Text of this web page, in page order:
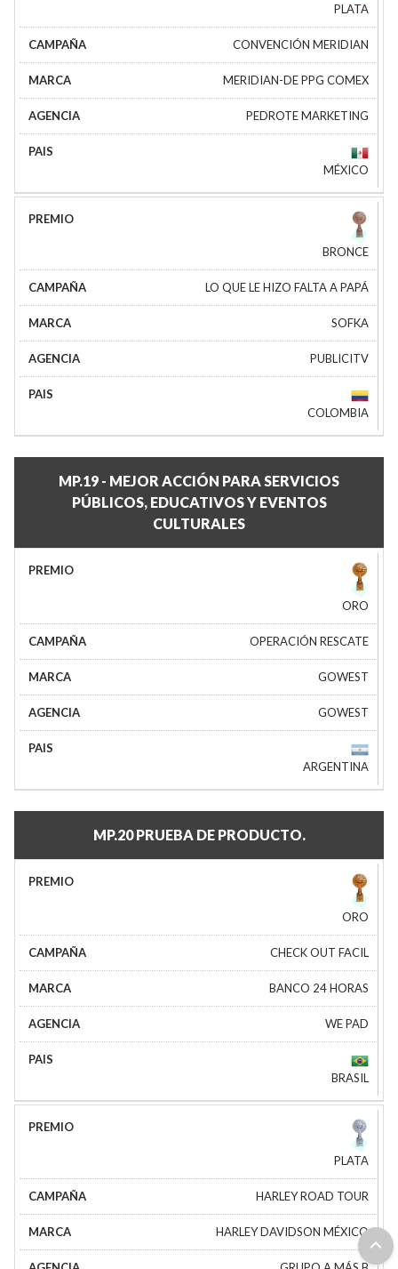
PLATA
CONVENCIÓN MERIDIAN
MERIDIAN-DE PPG COMEX
PEDROTE MARKETING
MÉXICO
BRONCE
LO QUE LE HIZO FALTA A PAPÁ
SOFKA
PUBLICITV
COLOMBIA
MP.19 - MEJOR ACCIÓN PARA SERVICIOS
PÚBLICOS, EDUCATIVOS Y EVENTOS
CULTURALES
ORO
OPERACIÓN RESCATE
GOWEST
GOWEST
ARGENTINA
MP.20 PRUEBA DE PRODUCTO.
ORO
CHECK OUT FACIL
BANCO 24 HORAS
WE PAD
BRASIL
PLATA
HARLEY ROAD TOUR
HARLEY DAVIDSON MÉXICO